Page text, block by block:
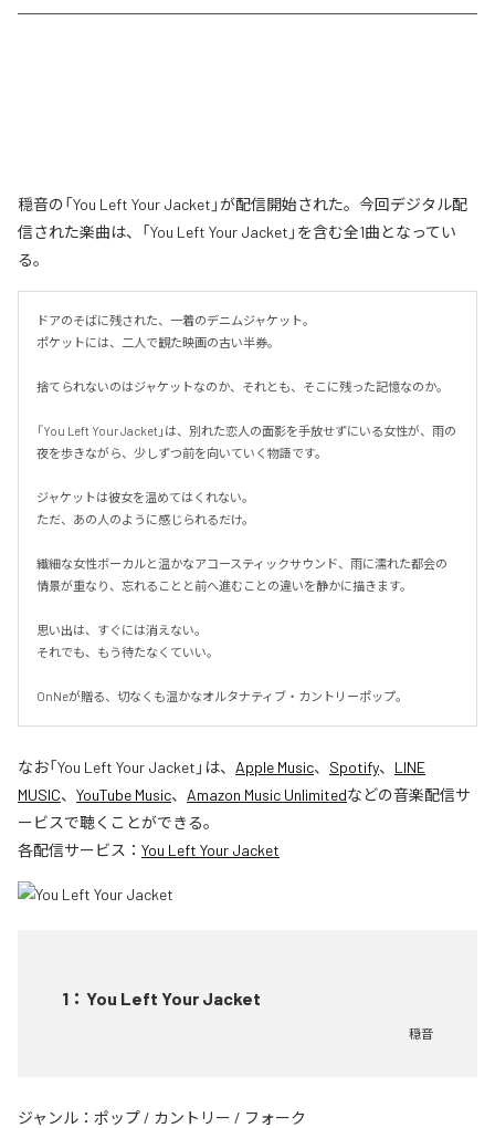
穏音の「You Left Your Jacket」が配信開始された。今回デジタル配
信された楽曲は、「You Left Your Jacket」を含む全1曲となってい
る。
ドアのそばに残された、一着のデニムジャケット。
ポケットには、二人で観た映画の古い半券。
捨てられないのはジャケットなのか、それとも、そこに残った記憶なのか。
「You Left Your Jacket」は、別れた恋人の面影を手放せずにいる女性が、雨の
夜を歩きながら、少しずつ前を向いていく物語です。
ジャケットは彼女を温めてはくれない。
ただ、あの人のように感じられるだけ。
繊細な女性ボーカルと温かなアコースティックサウンド、雨に濡れた都会の
情景が重なり、忘れることと前へ進むことの違いを静かに描きます。
思い出は、すぐには消えない。
それでも、もう待たなくていい。
OnNeが贈る、切なくも温かなオルタナティブ・カントリーポップ。
なお「You Left Your Jacket 」は、 Apple Music、 Spotify、 LINE
MUSIC、 YouTube Music、 Amazon Music Unlimitedなどの音楽配信サ
ービスで聴くことができる。
各配信サービス： You Left Your Jacket
1 ： You Left Your Jacket
穏音
ジャンル： ポップ / カントリー / フォーク